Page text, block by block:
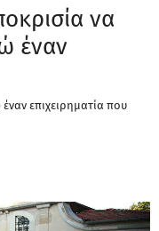
να
έναν
επιχειρηματία που